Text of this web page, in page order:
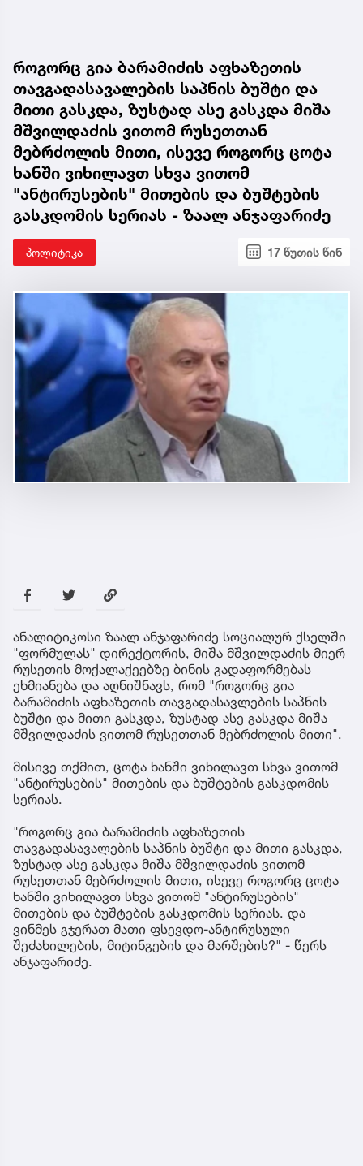
როგორც გია ბარამიძის აფხაზეთის
თავგადასავალების საპნის ბუშტი და
მითი გასკდა, ზუსტად ასე გასკდა მიშა
მშვილდაძის ვითომ რუსეთთან
მებრძოლის მითი, ისევე როგორც ცოტა
ხანში ვიხილავთ სხვა ვითომ
"ანტირუსების" მითების და ბუშტების
გასკდომის სერიას - ზაალ ანჯაფარიძე
პოლიტიკა 17 წუთის წინ
ანალიტიკოსი ზაალ ანჯაფარიძე სოციალურ ქსელში
"ფორმულას" დირექტორის, მიშა მშვილდაძის მიერ
რუსეთის მოქალაქეებზე ბინის გადაფორმებას
ეხმიანება და აღნიშნავს, რომ "როგორც გია
ბარამიძის აფხაზეთის თავგადასავლების საპნის
ბუშტი და მითი გასკდა, ზუსტად ასე გასკდა მიშა
მშვილდაძის ვითომ რუსეთთან მებრძოლის მითი".
მისივე თქმით, ცოტა ხანში ვიხილავთ სხვა ვითომ
"ანტირუსების" მითების და ბუშტების გასკდომის
სერიას.
"როგორც გია ბარამიძის აფხაზეთის
თავგადასავალების საპნის ბუშტი და მითი გასკდა,
ზუსტად ასე გასკდა მიშა მშვილდაძის ვითომ
რუსეთთან მებრძოლის მითი, ისევე როგორც ცოტა
ხანში ვიხილავთ სხვა ვითომ "ანტირუსების"
მითების და ბუშტების გასკდომის სერიას. და
ვინმეს გჯერათ მათი ფსევდო-ანტირუსული
შეძახილების, მიტინგების და მარშების?" - წერს
ანჯაფარიძე.